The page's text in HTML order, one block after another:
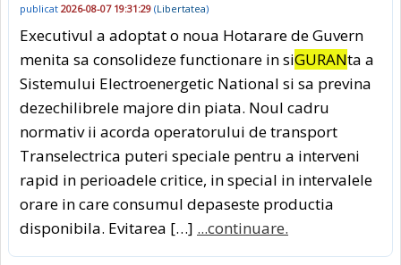
publicat 2026-08-07 19:31:29 (Libertatea)
Executivul a adoptat o noua Hotarare de Guvern
menita sa consolideze functionare in siGURANta a
Sistemului Electroenergetic National si sa previna
dezechilibrele majore din piata. Noul cadru
normativ ii acorda operatorului de transport
Transelectrica puteri speciale pentru a interveni
rapid in perioadele critice, in special in intervalele
orare in care consumul depaseste productia
disponibila. Evitarea […] ...continuare.